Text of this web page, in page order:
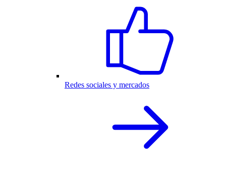
Redes sociales y mercados